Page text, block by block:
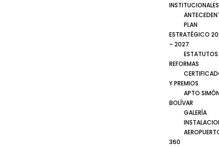
INSTITUCIONALES
PLAN
ESTRATÉGICO
– 2027
ESTATUTOS
REFORMAS
Y PREMIOS
APTO
BOLÍVAR
GALERÍA
360